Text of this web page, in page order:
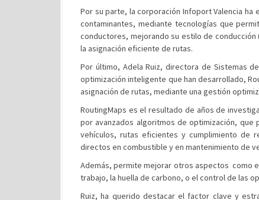
Por su parte, la corporación Infoport Valencia
contaminantes, mediante tecnologías que
conductores, mejorando su estilo de
la asignación eficiente de rutas.
Por último, Adela Ruiz, directora de Sistemas
optimización inteligente que han desarrollado,
asignación de rutas, mediante una gestión
RoutingMaps es el resultado de años de
por avanzados algoritmos de optimización, que
vehículos, rutas eficientes y cumplimiento de
directos en combustible y en mantenimiento de
Además, permite mejorar otros aspectos como
trabajo, la huella de carbono, o el control de las
Ruiz, ha querido destacar el factor clave y